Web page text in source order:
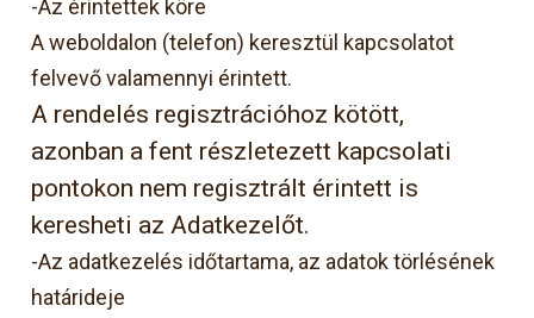
-Az érintettek köre
A weboldalon (telefon) keresztül kapcsolatot
felvevő valamennyi érintett.
A rendelés regisztrációhoz kötött,
azonban a fent részletezett kapcsolati
pontokon nem regisztrált érintett is
keresheti az Adatkezelőt.
-Az adatkezelés időtartama, az adatok törlésének
határideje